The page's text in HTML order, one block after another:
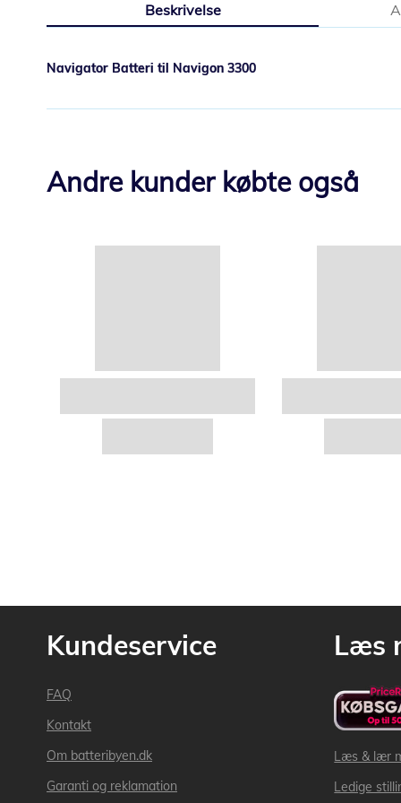
af
Beskrivelse
Navigator Batteri til Navigon 3300
Andre kunder købte også
Kundeservice
FAQ
Kontakt
Om batteribyen.dk
Garanti og reklamation
Læs
Læs & lær
Ledige